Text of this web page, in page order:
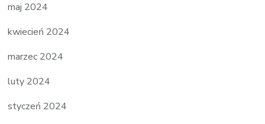
maj 2024
kwiecień 2024
marzec 2024
luty 2024
styczeń 2024